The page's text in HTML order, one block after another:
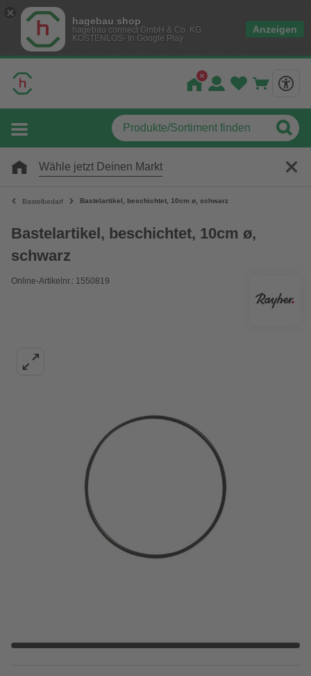
hagebau shop
hagebau connect GmbH & Co. KG
KOSTENLOS- In Google Play
Anzeigen
Wähle jetzt Deinen Markt
Bastelbedarf Bastelartikel, beschichtet, 10cm ø, schwarz
Bastelartikel, beschichtet, 10cm ø,
schwarz
Online-Artikelnr.: 1550819